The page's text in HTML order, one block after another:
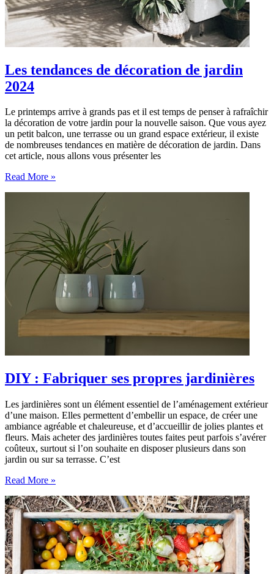
Les tendances de décoration de jardin
2024
Le printemps arrive à grands pas et il est temps de penser à rafraîchir
la décoration de votre jardin pour la nouvelle saison. Que vous ayez
un petit balcon, une terrasse ou un grand espace extérieur, il existe
de nombreuses tendances en matière de décoration de jardin. Dans
cet article, nous allons vous présenter les
Les
jardin
2024
Read More »
DIY : Fabriquer ses propres jardinières
Les jardinières sont un élément essentiel de l’aménagement extérieur
d’une maison. Elles permettent d’embellir un espace, de créer une
ambiance agréable et chaleureuse, et d’accueillir de jolies plantes et
fleurs. Mais acheter des jardinières toutes faites peut parfois s’avérer
coûteux, surtout si l’on souhaite en disposer plusieurs dans son
jardin ou sur sa terrasse. C’est
DIY
Fabriquer
ses
propres
jardinières
Read More »